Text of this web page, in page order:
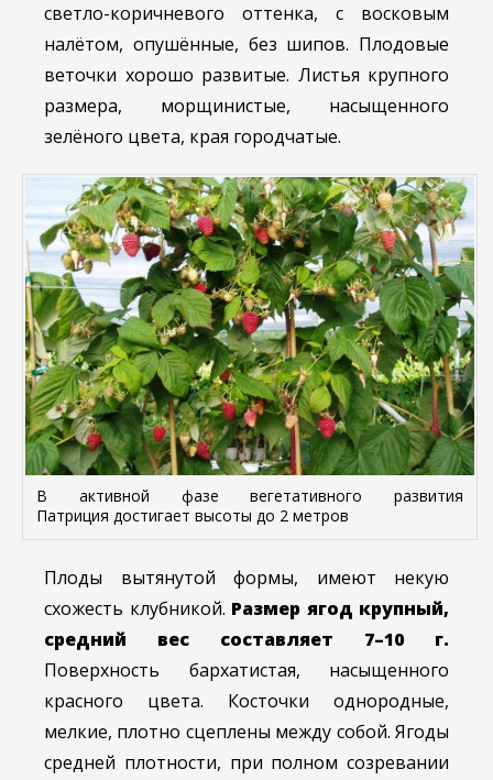
светло-коричневого оттенка, с восковым
налётом, опушённые, без шипов. Плодовые
веточки хорошо развитые. Листья крупного
размера, морщинистые, насыщенного
зелёного цвета, края городчатые.
В активной фазе вегетативного развития
Патриция достигает высоты до 2 метров
Плоды вытянутой формы, имеют некую
схожесть клубникой. Размер ягод крупный,
средний вес составляет 7–10 г.
Поверхность бархатистая, насыщенного
красного цвета. Косточки однородные,
мелкие, плотно сцеплены между собой. Ягоды
средней плотности, при полном созревании